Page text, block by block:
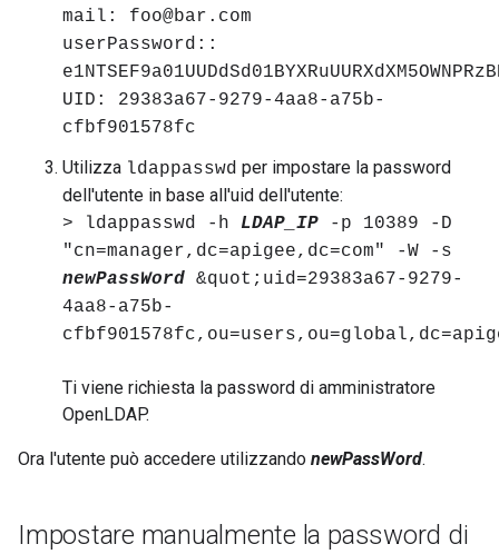
mail: foo@bar.com
userPassword::
UID: 29383a67-9279-4aa8-a75b-
cfbf901578fc
Utilizza ldappasswd per impostare la password
dell'utente in base all'uid dell'utente:
> ldappasswd -h LDAP_IP -p 10389 -D
"cn=manager,dc=apigee,dc=com" -W -s
newPassWord &quot;uid=29383a67-9279-
4aa8-a75b-
Ti viene richiesta la password di amministratore
OpenLDAP.
Ora l'utente può accedere utilizzando newPassWord.
Impostare manualmente la password di